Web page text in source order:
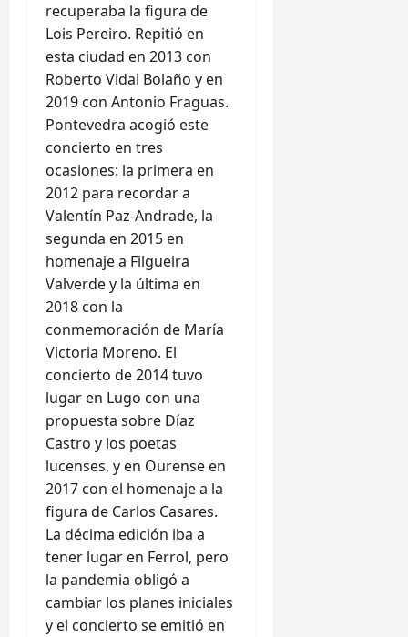
recuperaba la figura de
Lois Pereiro. Repitió en
esta ciudad en 2013 con
Roberto Vidal Bolaño y en
2019 con Antonio Fraguas.
Pontevedra acogió este
concierto en tres
ocasiones: la primera en
2012 para recordar a
Valentín Paz-Andrade, la
segunda en 2015 en
homenaje a Filgueira
Valverde y la última en
2018 con la
conmemoración de María
Victoria Moreno. El
concierto de 2014 tuvo
lugar en Lugo con una
propuesta sobre Díaz
Castro y los poetas
lucenses, y en Ourense en
2017 con el homenaje a la
figura de Carlos Casares.
La décima edición iba a
tener lugar en Ferrol, pero
la pandemia obligó a
cambiar los planes iniciales
y el concierto se emitió en